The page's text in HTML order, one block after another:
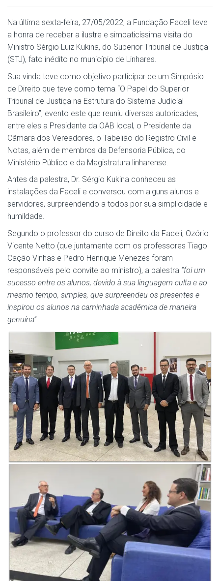
Na última sexta-feira, 27/05/2022, a Fundação Faceli teve
a honra de receber a ilustre e simpaticíssima visita do
Ministro Sérgio Luiz Kukina, do Superior Tribunal de Justiça
(STJ), fato inédito no município de Linhares.
Sua vinda teve como objetivo participar de um Simpósio
de Direito que teve como tema “O Papel do Superior
Tribunal de Justiça na Estrutura do Sistema Judicial
Brasileiro”, evento este que reuniu diversas autoridades,
entre eles a Presidente da OAB local, o Presidente da
Câmara dos Vereadores, o Tabelião do Registro Civil e
Notas, além de membros da Defensoria Pública, do
Ministério Público e da Magistratura linharense.
Antes da palestra, Dr. Sérgio Kukina conheceu as
instalações da Faceli e conversou com alguns alunos e
servidores, surpreendendo a todos por sua simplicidade e
humildade.
Segundo o professor do curso de Direito da Faceli, Ozório
Vicente Netto (que juntamente com os professores Tiago
Cação Vinhas e Pedro Henrique Menezes foram
responsáveis pelo convite ao ministro), a palestra “foi um
sucesso entre os alunos, devido à sua linguagem culta e ao
mesmo tempo, simples, que surpreendeu os presentes e
inspirou os alunos na caminhada acadêmica de maneira
genuína”.